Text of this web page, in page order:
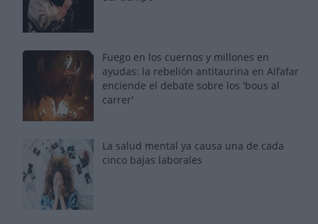
Fuego en los cuernos y millones en
ayudas: la rebelión antitaurina en Alfafar
enciende el debate sobre los 'bous al
carrer'
La salud mental ya causa una de cada
cinco bajas laborales